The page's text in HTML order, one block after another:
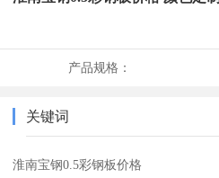
产品规格：
关键词
淮南宝钢0.5彩钢板价格